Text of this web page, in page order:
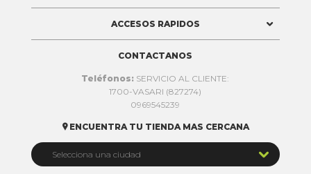
ACCESOS RAPIDOS
CONTACTANOS
Teléfonos: SERVICIO AL CLIENTE:
1700-VASARI (827274)
0969545239
 ENCUENTRA TU TIENDA MAS CERCANA
Selecciona una ciudad 